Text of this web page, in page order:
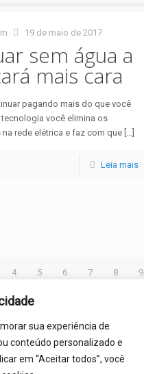
sua experiência de
conteúdo personalizado e
em “Aceitar todos”, você
19 de maio de 2017
sem água a
mais cara
pagando mais do que você
você elimina os
rede elétrica e faz com que […]
Leia mais
4 5 6 7 8 9